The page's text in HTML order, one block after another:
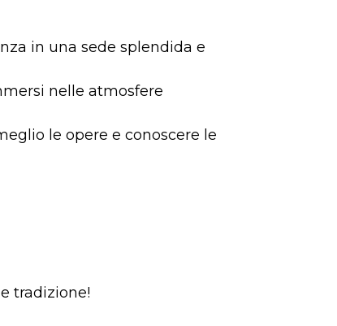
in una sede splendida e
nelle atmosfere
le opere e conoscere le
tradizione!